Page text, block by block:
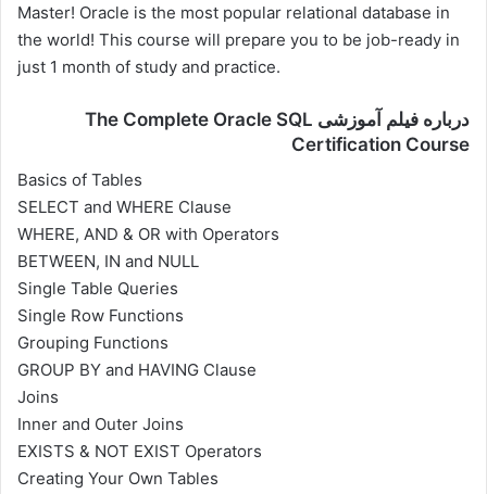
Master! Oracle is the most popular relational database in
the world! This course will prepare you to be job-ready in
just 1 month of study and practice.
درباره فیلم آموزشی The Complete Oracle SQL
Certification Course
Basics of Tables
SELECT and WHERE Clause
WHERE, AND & OR with Operators
BETWEEN, IN and NULL
Single Table Queries
Single Row Functions
Grouping Functions
GROUP BY and HAVING Clause
Joins
Inner and Outer Joins
EXISTS & NOT EXIST Operators
Creating Your Own Tables